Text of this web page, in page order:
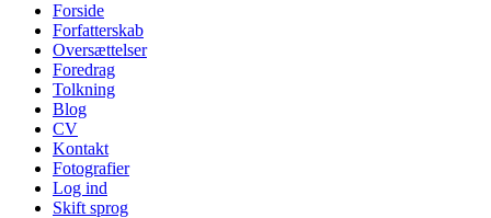
Forside
Forfatterskab
Oversættelser
Foredrag
Tolkning
Blog
CV
Kontakt
Fotografier
Log ind
Skift sprog